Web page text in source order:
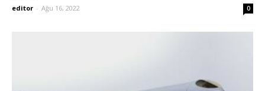
editor - Ağu 16, 2022 0